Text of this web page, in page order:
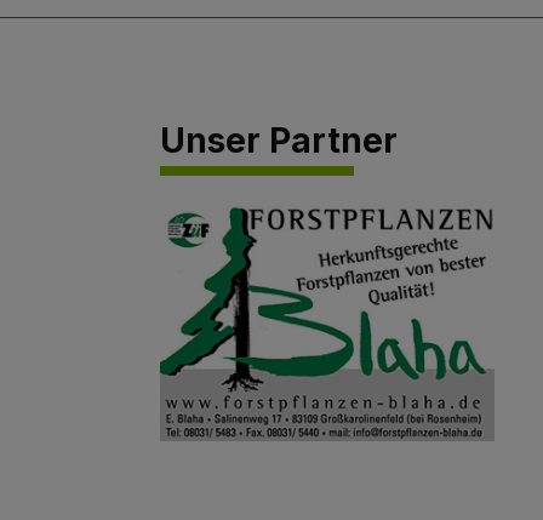
Unser Partner